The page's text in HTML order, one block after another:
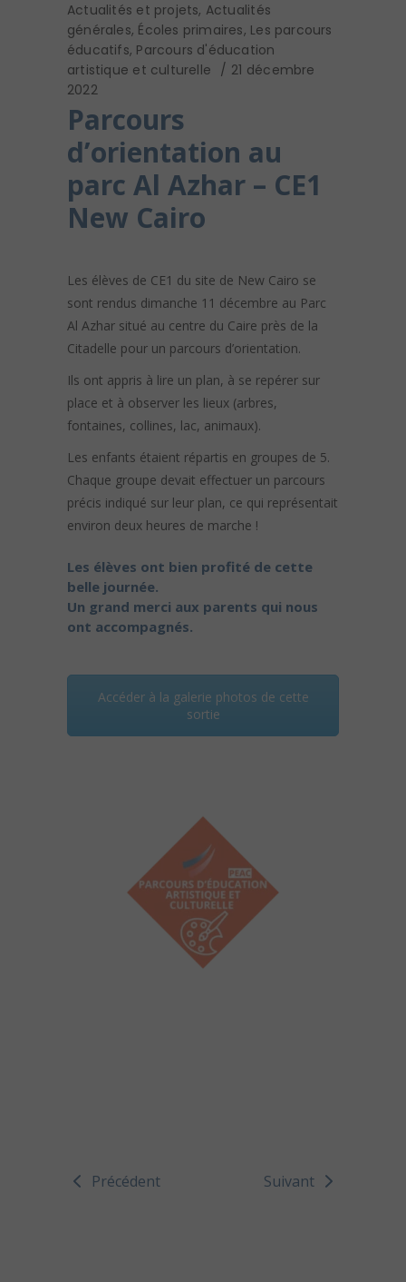
Actualités et projets, Actualités
générales, Écoles primaires, Les parcours
éducatifs, Parcours d'éducation
artistique et culturelle
21 décembre
2022
Parcours
d’orientation au
parc Al Azhar – CE1
New Cairo
Les élèves de CE1 du site de New Cairo se
sont rendus dimanche 11 décembre au Parc
Al Azhar situé au centre du Caire près de la
Citadelle pour un parcours d’orientation.
Ils ont appris à lire un plan, à se repérer sur
place et à observer les lieux (arbres,
fontaines, collines, lac, animaux).
Les enfants étaient répartis en groupes de 5.
Chaque groupe devait effectuer un parcours
précis indiqué sur leur plan, ce qui représentait
environ deux heures de marche !
Les élèves ont bien profité de cette
belle journée.
Un grand merci aux parents qui nous
ont accompagnés.
Accéder à la galerie photos de cette
sortie
Précédent Suivant